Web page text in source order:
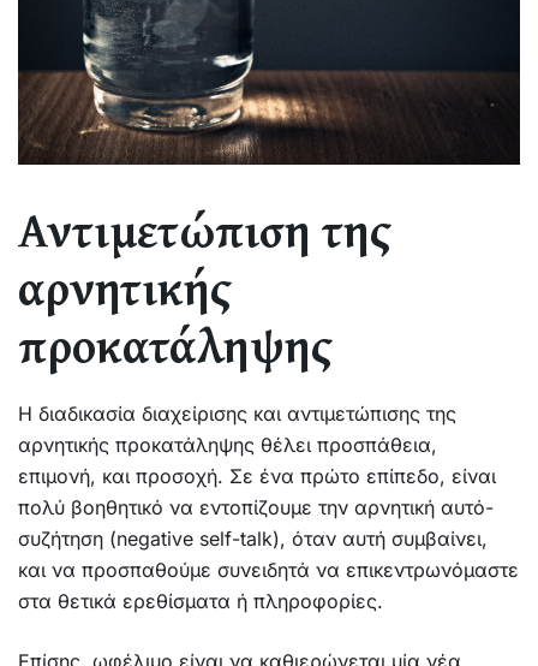
Αντιμετώπιση της
αρνητικής
προκατάληψης
Η διαδικασία διαχείρισης και αντιμετώπισης της
αρνητικής προκατάληψης θέλει προσπάθεια,
επιμονή, και προσοχή. Σε ένα πρώτο επίπεδο, είναι
πολύ βοηθητικό να εντοπίζουμε την αρνητική αυτό-
συζήτηση (negative self-talk), όταν αυτή συμβαίνει,
και να προσπαθούμε συνειδητά να επικεντρωνόμαστε
στα θετικά ερεθίσματα ή πληροφορίες.
Επίσης, ωφέλιμο είναι να καθιερώνεται μία νέα